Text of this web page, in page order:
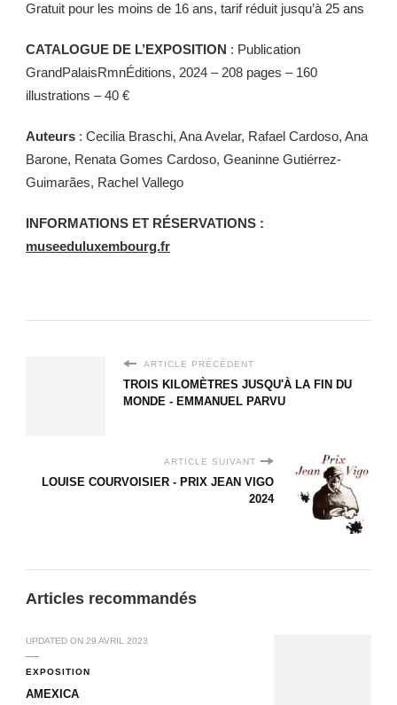
Gratuit pour les moins de 16 ans, tarif réduit jusqu’à 25 ans
CATALOGUE DE L’EXPOSITION : Publication
GrandPalaisRmnÉditions, 2024 – 208 pages – 160
illustrations – 40 €
Auteurs : Cecilia Braschi, Ana Avelar, Rafael Cardoso, Ana
Barone, Renata Gomes Cardoso, Geaninne Gutiérrez-
Guimarães, Rachel Vallego
INFORMATIONS ET RÉSERVATIONS :
museeduluxembourg.fr
ARTICLE PRÉCÉDENT
TROIS KILOMÈTRES JUSQU'À LA FIN DU
MONDE - EMMANUEL PARVU
ARTICLE SUIVANT
LOUISE COURVOISIER - PRIX JEAN VIGO
2024
Articles recommandés
UPDATED ON 29 AVRIL 2023
EXPOSITION
AMEXICA